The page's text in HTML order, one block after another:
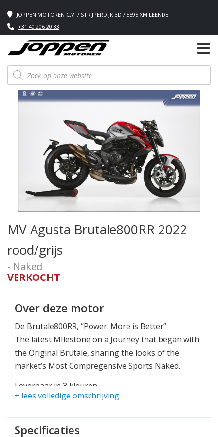
JOPPEN MOTOREN C.V. / STRIJPERDIJK 3D / 5595 XM LEENDE
+31 40 206 20 33
Producten
zoeken
MV Agusta Brutale800RR 2022
rood/grijs
- Naked
VERKOCHT
Over deze motor
De Brutale800RR, ‘’Power. More is Better’’
The latest MIlestone on a Journey that began with
the Original Brutale, sharing the looks of the
market’s Most Compregensive Sports Naked.
Leverbaar in 3 kleuren
Fire Red Gloss/Intense Black Gloss
Shock Pearl Red/Avio Grey
+ lees volledige omschrijving
Specificaties